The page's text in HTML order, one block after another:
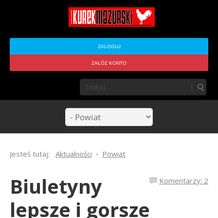
ZALOGUJ
ZAŁÓŻ KONTO
Jesteś tutaj: Aktualności Powiat
Komentarzy: 2
Biuletyny
lepsze i gorsze